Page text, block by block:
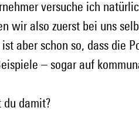
versuche ich
wir also zuerst bei uns
aber schon so, dass die
– sogar auf
du damit?